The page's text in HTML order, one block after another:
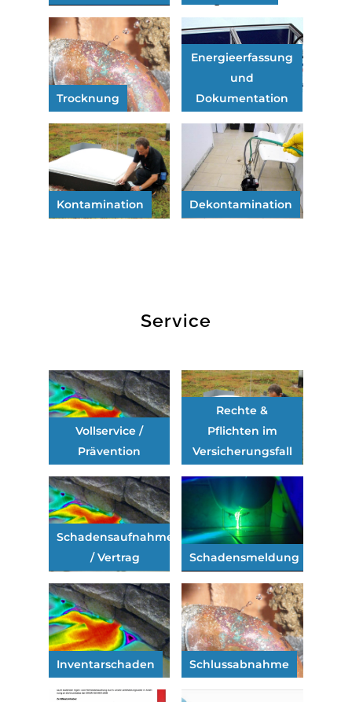
Trocknung
Energieerfassung
und
Dokumentation
Kontamination Dekontamination
Service
Vollservice /
Prävention
Rechte &
Pflichten im
Versicherungsfall
Schadensaufnahme
/ Vertrag
Schadensmeldung
Inventarschaden Schlussabnahme